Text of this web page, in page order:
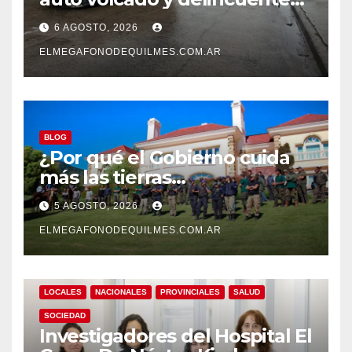
detenidos en San Francisco
Solano
6 AGOSTO, 2026
ELMEGAFONODEQUILMES.COM.AR
BLOG
¿Por qué el Gobierno cuida
más las tierras
extranjerizadas que el
patrimonio de todos los
argentinos?
5 AGOSTO, 2026
ELMEGAFONODEQUILMES.COM.AR
LOCALES NACIONALES PROVINCIALES SALUD
SOCIEDAD
Investigadores del Hospital El